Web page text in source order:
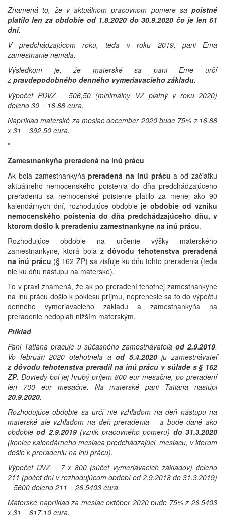
Znamená to, že v aktuálnom pracovnom pomere sa poistné
platilo len za obdobie od 1.8.2020 do 30.9.2020 čo je len 61
dní.
V predchádzajúcom roku, teda v roku 2019, pani Ema
zamestnanie nemala.
Výsledkom je, že materské sa pani Eme určí
z pravdepodobného denného vymeriavacieho základu.
Výpočet PDVZ = 506,50 (minimálny VZ platný v roku 2020)
deleno 30 = 16,88 eura.
Napríklad materské za mesiac december 2020 bude 75% z 16,88
x 31 = 392,50 eura.
*
Zamestnankyňa preradená na inú prácu
Ak bola zamestnankyňapreradená na inú prácu a od začiatku
aktuálneho nemocenského poistenia do dňa predchádzajúceho
preradeniu sa nemocenské poistenie platilo za menej ako 90
kalendárnych dní, rozhodujúce obdobie je obdobie od vzniku
nemocenského poistenia do dňa predchádzajúceho dňu, v
ktorom došlo k preradeniu zamestnankyne na inú prácu.
Rozhodujúce obdobie na určenie výšky materského
zamestnankyne, ktorá bola z dôvodu tehotenstva preradená
na inú prácu (§ 162 ZP) sa zisťuje ku dňu tohto preradenia (teda
nie ku dňu nástupu na materské).
To v praxi znamená, že ak po preradení tehotnej zamestnankyne
na inú prácu došlo k poklesu príjmu, neprenesie sa to do výpočtu
denného vymeriavacieho základu a zamestnankyňa na
preradenie nedoplatí nižším materským.
Príklad
Pani Tatiana pracuje u súčasného zamestnávateľa od 2.9.2019.
Vo februári 2020 otehotnela aod 5.4.2020ju zamestnávateľ
z dôvodu tehotenstva preradil na inú prácu v súlade s § 162
ZP. Dovtedy bol jej hrubý príjem 800 eur mesačne, po preradení
len 700 eur mesačne. Na materské pani Tatiana nastúpi
20.9.2020.
Rozhodujúce obdobie sa určí nie vzhľadom na deň nástupu na
materské ale vzhľadom na deň preradenia – a bude dané ako
obdobieod 2.9.2019(vznik pracovného pomeru) do 31.3.2020
(koniec kalendárneho mesiaca predchádzajúci mesiacu, v ktorom
došlo k preradeniu na inú prácu).
Výpočet DVZ = 7 x 800 (súčet vymeriavacích základov) deleno
211 (počet dní v rozhodujúcom období od 2.9.2018 do 31.3.2019)
= 5600 deleno 211 = 26,5403 eura.
Materské napríklad za mesiac október 2020 bude 75% z 26,5403
x 31 = 617,10 eura.